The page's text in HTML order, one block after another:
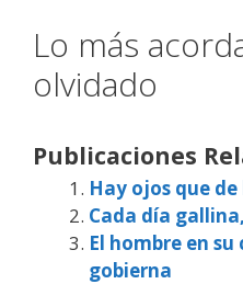
Lo más
olvidado
Publicaciones
Hay ojos que
Cada día
El hombre en
gobierna